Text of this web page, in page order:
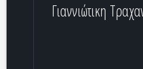
Γιαννιώτικη